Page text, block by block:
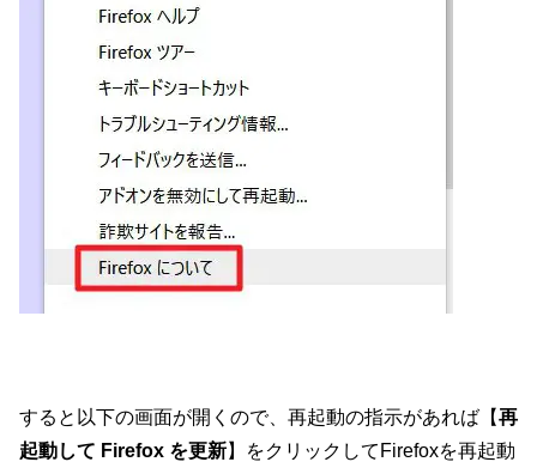
すると以下の画面が開くので、再起動の指示があれば【再
起動して Firefox を更新】をクリックしてFirefoxを再起動